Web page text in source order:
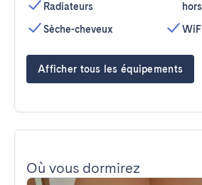
Radiateurs
Sèche-cheveux
Afficher tous les équipements
Où vous dormirez